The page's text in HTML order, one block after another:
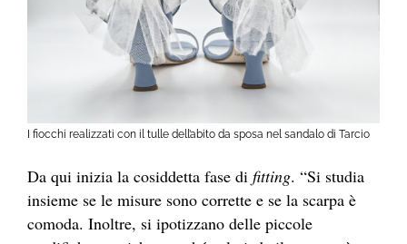
I fiocchi realizzati con il tulle dell’abito da sposa nel sandalo di Tarcio
Da qui inizia la cosiddetta fase di fitting. “Si studia
insieme se le misure sono corrette e se la scarpa è
comoda. Inoltre, si ipotizzano delle piccole